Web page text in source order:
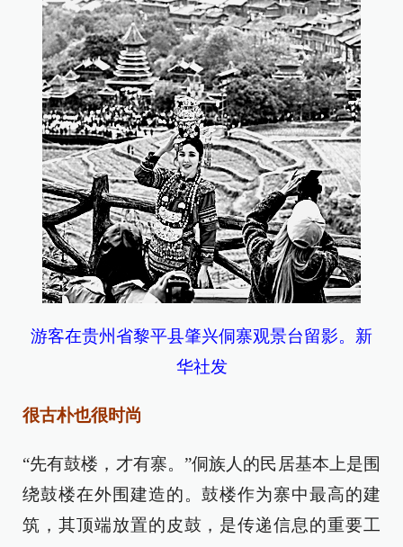
游客在贵州省黎平县肇兴侗寨观景台留影。新
华社发
很古朴也很时尚
“先有鼓楼，才有寨。”侗族人的民居基本上是围
绕鼓楼在外围建造的。鼓楼作为寨中最高的建
筑，其顶端放置的皮鼓，是传递信息的重要工